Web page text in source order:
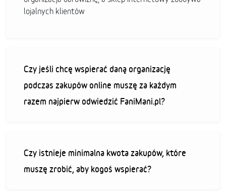
lojalnych klientów
Czy jeśli chcę wspierać daną organizację
podczas zakupów online muszę za każdym
razem najpierw odwiedzić FaniMani.pl?
Czy istnieje minimalna kwota zakupów, które
muszę zrobić, aby kogoś wspierać?